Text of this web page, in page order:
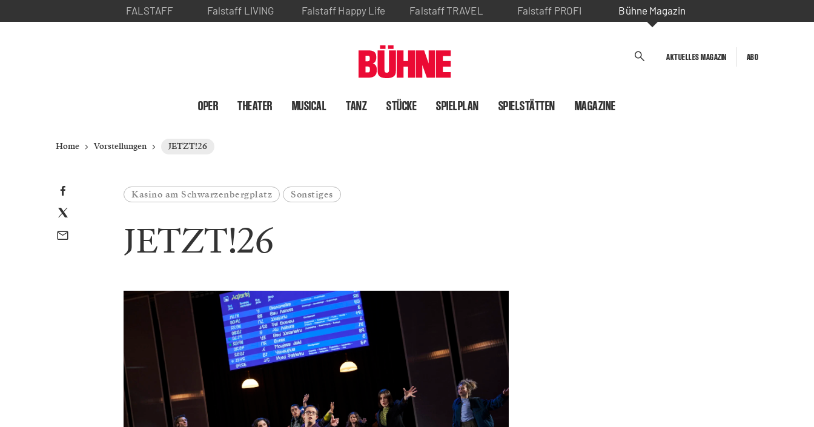
FALSTAFF Falstaff LIVING Falstaff Happy Life Falstaff TRAVEL Falstaff PROFI Bühne Magazin
AKTUELLES MAGAZIN ABO
OPER THEATER MUSICAL TANZ STÜCKE SPIELPLAN SPIELSTÄTTEN MAGAZINE
Home Vorstellungen JETZT!26
Kasino am Schwarzenbergplatz Sonstiges
JETZT!26